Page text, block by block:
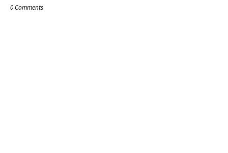
0 Comments